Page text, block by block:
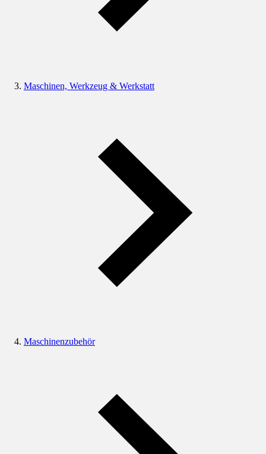
Maschinen, Werkzeug & Werkstatt
Maschinenzubehör